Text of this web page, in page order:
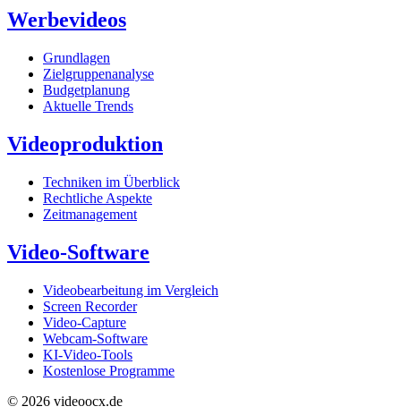
Werbevideos
Grundlagen
Zielgruppenanalyse
Budgetplanung
Aktuelle Trends
Videoproduktion
Techniken im Überblick
Rechtliche Aspekte
Zeitmanagement
Video-Software
Videobearbeitung im Vergleich
Screen Recorder
Video-Capture
Webcam-Software
KI-Video-Tools
Kostenlose Programme
© 2026 videoocx.de